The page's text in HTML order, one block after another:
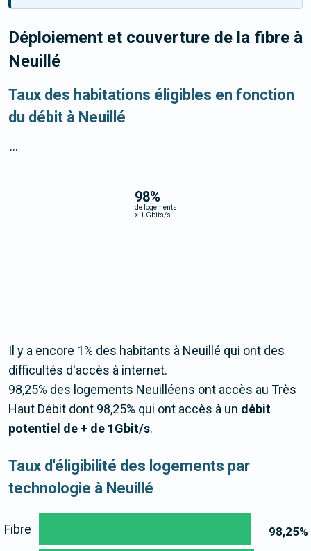
Déploiement et couverture de la fibre à
Neuillé
Taux des habitations éligibles en fonction
du débit à Neuillé
98%
de logements
> 1 Gbits/s
...
Il y a encore 1% des habitants à Neuillé qui ont des
difficultés d'accès à internet.
98,25% des logements Neuilléens ont accès au Très
Haut Débit dont 98,25% qui ont accès à un débit
potentiel de + de 1Gbit/s.
Taux d'éligibilité des logements par
technologie à Neuillé
98,25%
Fibre